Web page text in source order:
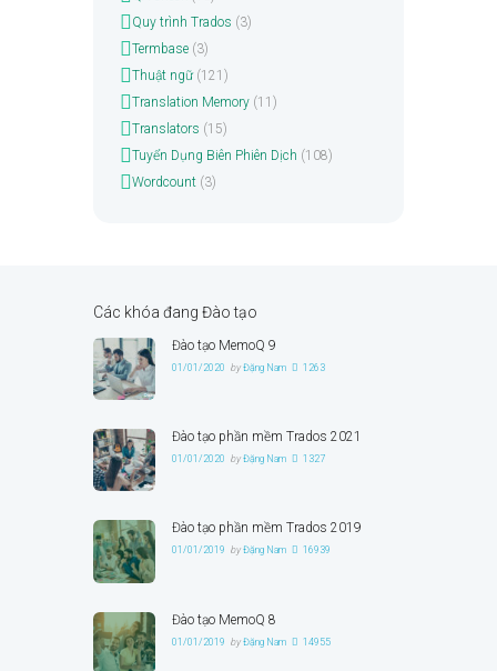
Quy trình Trados (3)
Termbase(3)
Thuật ngữ(121)
Translation Memory(11)
Translators (15)
Tuyển Dụng Biên Phiên Dịch (108)
Wordcount(3)
Các khóa đang Đào tạo
Đào tạo MemoQ 9
01/01/2020 byĐặng Nam 1263
Đào tạo phần mềm Trados 2021
01/01/2020 byĐặng Nam 1327
Đào tạo phần mềm Trados 2019
01/01/2019 byĐặng Nam 16939
Đào tạo MemoQ 8
01/01/2019 byĐặng Nam 14955